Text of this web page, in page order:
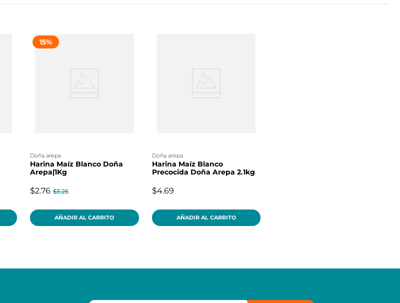
15%
doña arepa
Harina Maíz Blanco Doña
Arepa|1Kg
$2.76 $3.25
AÑADIR AL CARRITO
doña arepa
Harina Maíz Blanco
Precocida Doña Arepa 2.1kg
$4.69
AÑADIR AL CARRITO